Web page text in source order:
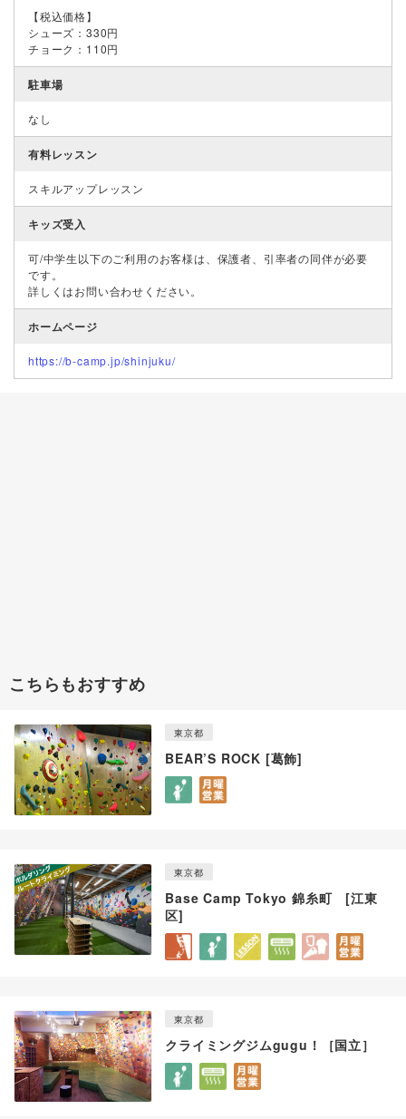
【税込価格】
シューズ：330円
チョーク：110円
駐車場
なし
有料レッスン
スキルアップレッスン
キッズ受入
可/中学生以下のご利用のお客様は、保護者、引率者の同伴が必要
です。
詳しくはお問い合わせください。
ホームページ
https://b-camp.jp/shinjuku/
こちらもおすすめ
東京都
BEAR’S ROCK [葛飾]
東京都
Base Camp Tokyo 錦糸町 [江東
区]
東京都
クライミングジムgugu！［国立］